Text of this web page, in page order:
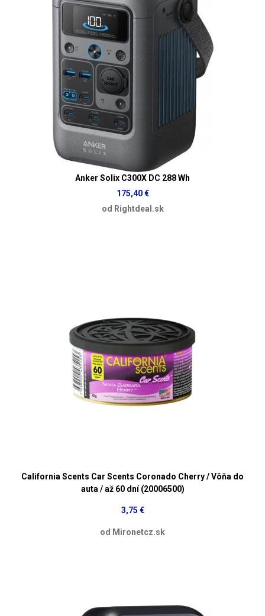
Anker Solix C300X DC 288 Wh
175,40 €
od Rightdeal.sk
California Scents Car Scents Coronado Cherry / Vôňa do
auta / až 60 dní (20006500)
3,75 €
od Mironetcz.sk